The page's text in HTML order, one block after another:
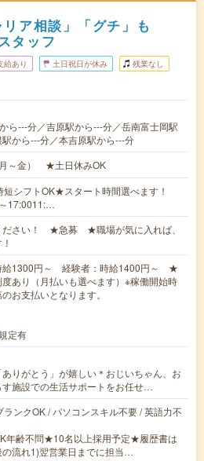
リア相談」「グチ」も
タッフ
給あり 土日祝日が休み 残業なし
ら---分／吉原駅から---分／岳南富士岡駅
から---分／本吉原駅から---分
～金） ★土日休みOK
シフトOK★スタート時間選べます！
17:0011:…
ださい！ ★急募 ★職場が気に入れば、
給1300円～ 経験者：時給1400円～ ★
あり（月払いも選べます）※稼働開始時
お支払いとなります。
定有
ありがとう」が嬉しい＊おじいちゃん、お
施設での生活サポートをお任せ…
ランクOK / パソコンスキル不要 / 英語力不
年齢不問★10名以上採用予定★履歴書は
流れ1)翌営業日までに担当…